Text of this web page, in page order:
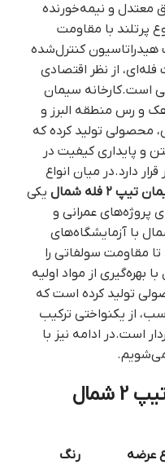
معتدل و نیمه‌خورنده
پرتلند با مقاومت
هیدراتاسیون کنترل‌شده
از نظر اقتصادی
است.کارخانه سیمان
و رس منطقه البرز و
محصولی تولید کرده که
و پایداری کیفیت در
دارد.در میان انواع
تیپ ۲ فله شمال
یکی
پروژه‌های عمرانی و
با آزمایشگاه‌های
مقاومت سولفاتی را
از مواد اولیه
تولید کرده است که
از یکنواختی ترکیب
است.در ادامه نیز با
عرضه رنگ